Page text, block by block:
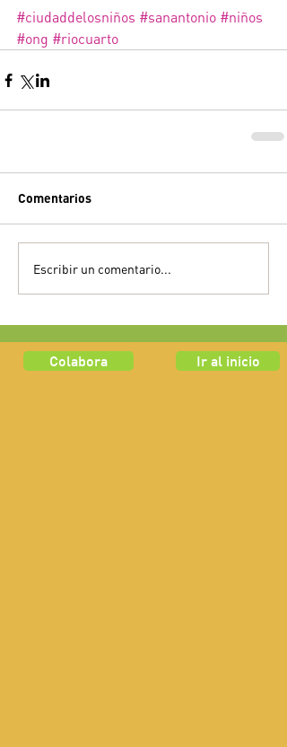
#ciudaddelosniños #sanantonio #niños
#ong #riocuarto
Comentarios
Escribir un comentario...
Colabora Ir al inicio